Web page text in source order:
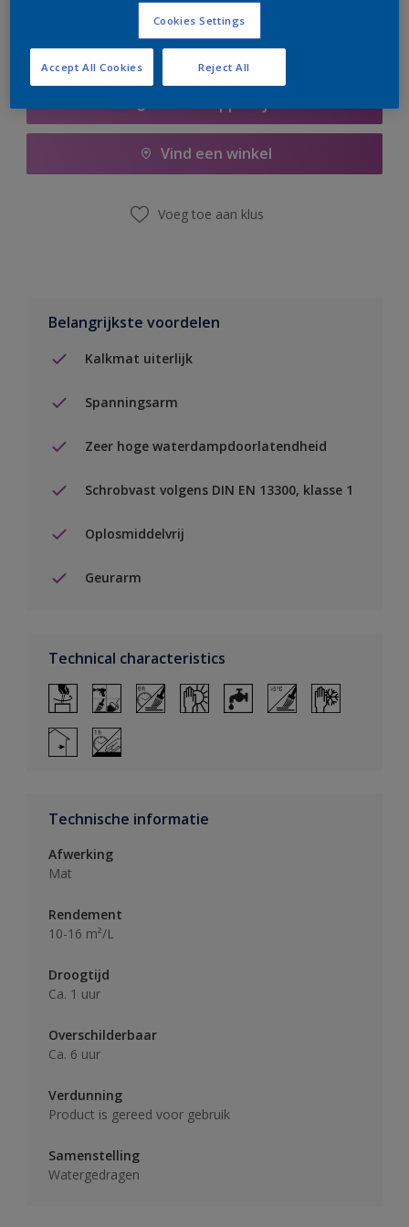
Vind een winkel
Voeg toe aan klus
Belangrijkste voordelen
Kalkmat uiterlijk
Spanningsarm
Zeer hoge waterdampdoorlatendheid
Schrobvast volgens DIN EN 13300, klasse 1
Oplosmiddelvrij
Geurarm
Technical characteristics
Technische informatie
Afwerking
Mat
Rendement
10-16 m²/L
Droogtijd
Ca. 1 uur
Overschilderbaar
Ca. 6 uur
Verdunning
Product is gereed voor gebruik
Samenstelling
Watergedragen
Cookies Settings
Reject All
Accept All Cookies